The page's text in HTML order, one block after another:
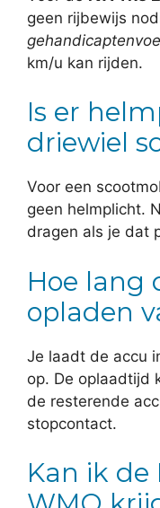
geen rijbewijs
km/u kan rijden.
Is er
driewiel
Voor een
geen helmplicht.
dragen als je dat
Hoe lang
opladen
Je laadt de accu
op. De oplaadtijd
de resterende
stopcontact.
Kan ik de